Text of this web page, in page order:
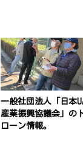
一般社団法人「日本
産業振興協議会」の
ローン情報。